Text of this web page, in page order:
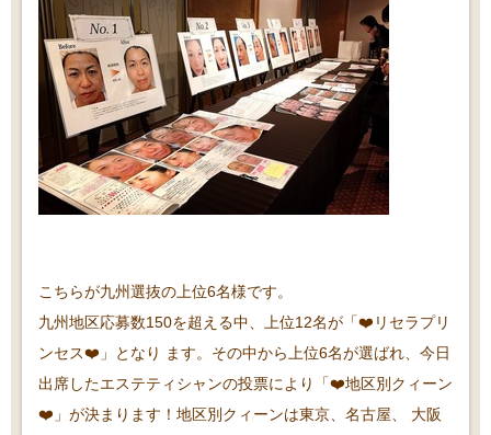
こちらが九州選抜の上位6名様です。
九州地区応募数150を超える中、上位12名が「❤️リセラプリ
ンセス❤️」となり ます。その中から上位6名が選ばれ、今日
出席したエステティシャンの投票により「❤️地区別クィーン
❤️」が決まります！地区別クィーンは東京、名古屋、 大阪